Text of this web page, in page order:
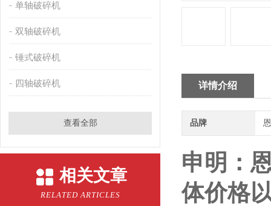
单轴破碎机
双轴破碎机
锤式破碎机
四轴破碎机
查看全部
相关文章
RELATED ARTICLES
详情介绍
品牌
申明：
体价格